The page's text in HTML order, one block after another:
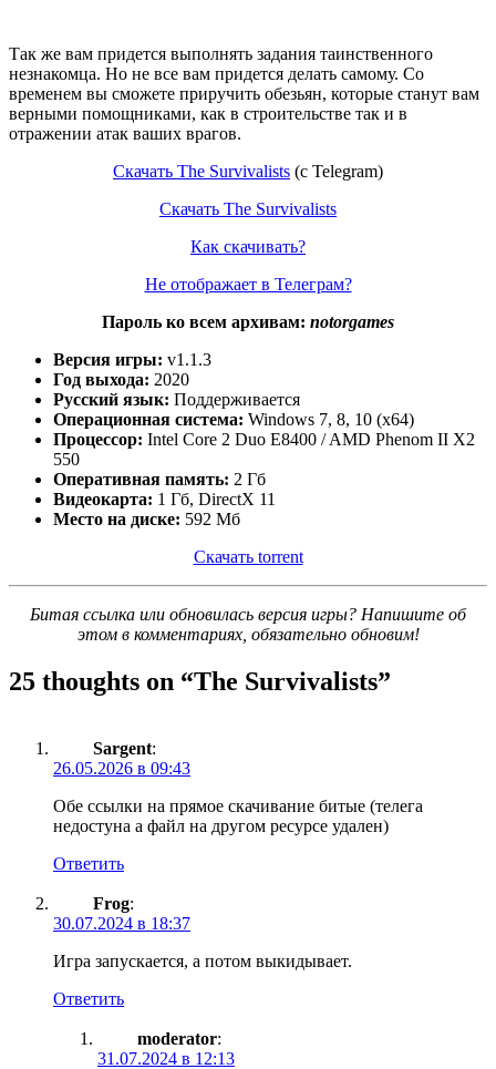
Так же вам придется выполнять задания таинственного
незнакомца. Но не все вам придется делать самому. Со
временем вы сможете приручить обезьян, которые станут вам
верными помощниками, как в строительстве так и в
отражении атак ваших врагов.
Скачать The Survivalists (c Telegram)
Скачать The Survivalists
Как скачивать?
Не отображает в Телеграм?
Пароль ко всем архивам: notorgames
Версия игры: v1.1.3
Год выхода: 2020
Русский язык: Поддерживается
Операционная система: Windows 7, 8, 10 (x64)
Процессор: Intel Core 2 Duo E8400 / AMD Phenom II X2
550
Оперативная память: 2 Гб
Видеокарта: 1 Гб, DirectX 11
Место на диске: 592 Мб
Скачать torrent
Битая ссылка или обновилась версия игры? Напишите об
этом в комментариях, обязательно обновим!
25 thoughts on “The Survivalists”
Sargent:
26.05.2026 в 09:43
Обе ссылки на прямое скачивание битые (телега
недостуна а файл на другом ресурсе удален)
Ответить
Frog:
30.07.2024 в 18:37
Игра запускается, а потом выкидывает.
Ответить
moderator:
31.07.2024 в 12:13